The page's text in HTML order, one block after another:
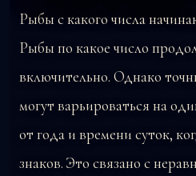
Рыбы с какого числа
Рыбы по какое число
включительно. Однако
могут варьироваться на
от года и времени суток,
знаков. Это связано с